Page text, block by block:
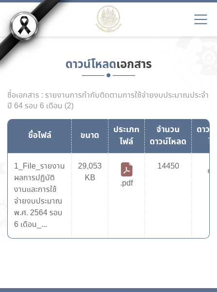
ดาวน์โหลดเอกสาร
ชื่อเอกสาร : รายงานการกำกับติดตามการใช้จ่ายงบประมาณประจำ
ปี 64 รอบ 6 เดือน (2)
ชื่อไฟล์ ขนาด
ประเภท
ไฟล์
จำนวน
ดาวน์โหลด
ดาว
ไ
1_File_รายงาน
ผลการปฏิบัติ
งานและการใช้
จ่ายงบประมาณ
พ.ศ. 2564 รอบ
6 เดือน_...
29,053
KB
.pdf
14450